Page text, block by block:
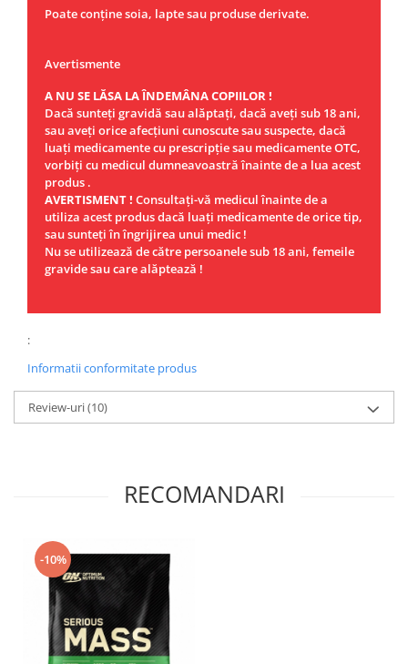
Poate conține soia, lapte sau produse derivate.
Avertismente
A NU SE LĂSA LA ÎNDEMÂNA COPIILOR !
Dacă sunteţi gravidă sau alăptaţi, dacă aveţi sub 18 ani,
sau aveţi orice afecţiuni cunoscute sau suspecte, dacă
luaţi medicamente cu prescripţie sau medicamente OTC,
vorbiţi cu medicul dumneavoastră înainte de a lua acest
produs .
AVERTISMENT ! Consultaţi-vă medicul înainte de a
utiliza acest produs dacă luaţi medicamente de orice tip,
sau sunteţi în îngrijirea unui medic !
Nu se utilizează de către persoanele sub 18 ani, femeile
gravide sau care alăptează !
:
Informatii conformitate produs
Review-uri(10)
RECOMANDARI
-10%